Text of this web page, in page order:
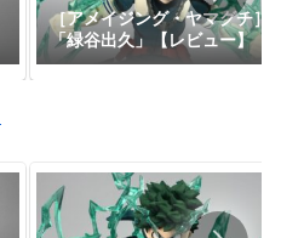
［アメイジング・ヤマグチ］
「緑谷出久」【レビュー】